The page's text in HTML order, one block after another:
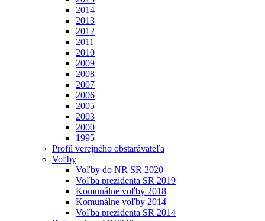
2014
2013
2012
2011
2010
2009
2008
2007
2006
2005
2003
2000
1995
Profil verejného obstarávateľa
Voľby
Voľby do NR SR 2020
Voľba prezidenta SR 2019
Komunálne voľby 2018
Komunálne voľby 2014
Voľba prezidenta SR 2014